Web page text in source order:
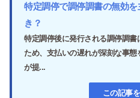
特定調停で調停調書の無効
き？
特定調停後に発行される調停調
ため、支払いの遅れが深刻な事
が提...
この記事